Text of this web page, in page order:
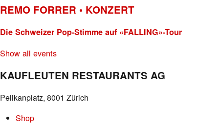
REMO FORRER • KONZERT
Die Schweizer Pop-Stimme auf «FALLING»-Tour
Show all events
KAUFLEUTEN RESTAURANTS AG
Pelikanplatz, 8001 Zürich
Shop